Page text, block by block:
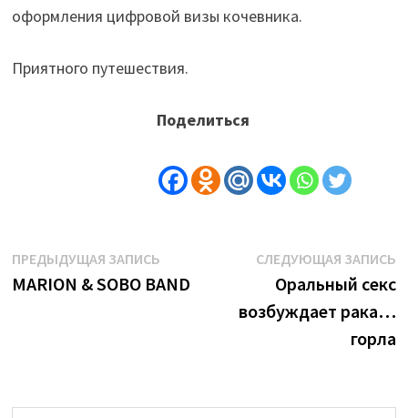
оформления цифровой визы кочевника.
Приятного путешествия.
Поделиться
Навигация
по
ПРЕДЫДУЩАЯ ЗАПИСЬПредыдущая
запись:
MARION & SOBO BAND
СЛЕДУЮЩАЯ ЗАПИСЬ
Оральный секс
возбуждает рака…
горла